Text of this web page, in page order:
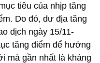
tiêu của nhịp tăng
Do đó, dư địa tăng
dịch ngày 15/11-
tăng điểm để hướng
mà gần nhất là kháng